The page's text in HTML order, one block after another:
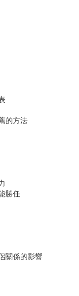
的方法
勝任
關係的影響